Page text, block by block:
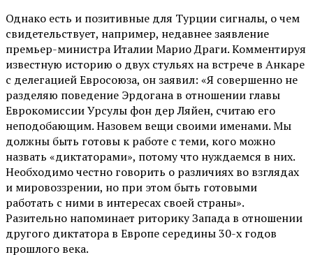
Однако есть и позитивные для Турции сигналы, о чем
свидетельствует, например, недавнее заявление
премьер-министра Италии Марио Драги. Комментируя
известную историю о двух стульях на встрече в Анкаре
с делегацией Евросоюза, он заявил: «Я совершенно не
разделяю поведение Эрдогана в отношении главы
Еврокомиссии Урсулы фон дер Ляйен, считаю его
неподобающим. Назовем вещи своими именами. Мы
должны быть готовы к работе с теми, кого можно
назвать «диктаторами», потому что нуждаемся в них.
Необходимо честно говорить о различиях во взглядах
и мировоззрении, но при этом быть готовыми
работать с ними в интересах своей страны».
Разительно напоминает риторику Запада в отношении
другого диктатора в Европе середины 30-х годов
прошлого века.